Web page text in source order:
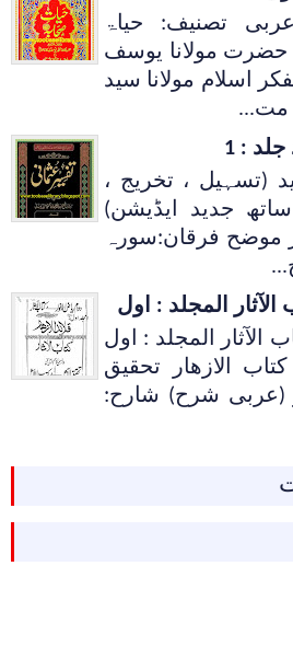
تصنیف: حیاۃ
حضرت مولانا یوسف
اسلام مولانا سید
مت...
: 1
(تسہیل ، تخریج ،
جدید ایڈیشن)
موضح فرقان:سورہ
الآثار المجلد : اول
الآثار المجلد : اول
الازھار تحقیق
(عربی شرح) شارح: